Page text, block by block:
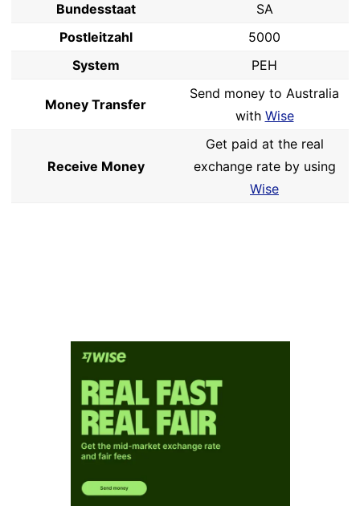
Bundesstaat
SA
Postleitzahl
5000
System
PEH
Money Transfer
Send money to Australia
with Wise
Receive Money
Get paid at the real
exchange rate by using
Wise